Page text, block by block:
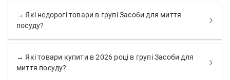
→ Які недорогі товари в групі Засоби для миття
посуду?
→ Які товари купити в 2026 році в групі Засоби для
миття посуду?